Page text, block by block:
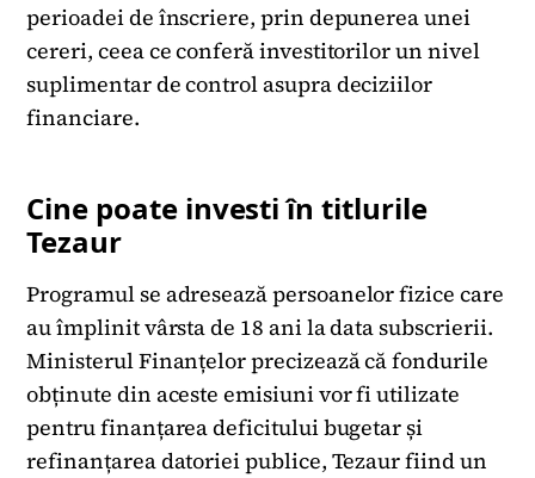
perioadei de înscriere, prin depunerea unei
cereri, ceea ce conferă investitorilor un nivel
suplimentar de control asupra deciziilor
financiare.
Cine poate investi în titlurile
Tezaur
Programul se adresează persoanelor fizice care
au împlinit vârsta de 18 ani la data subscrierii.
Ministerul Finanțelor precizează că fondurile
obținute din aceste emisiuni vor fi utilizate
pentru finanțarea deficitului bugetar și
refinanțarea datoriei publice, Tezaur fiind un